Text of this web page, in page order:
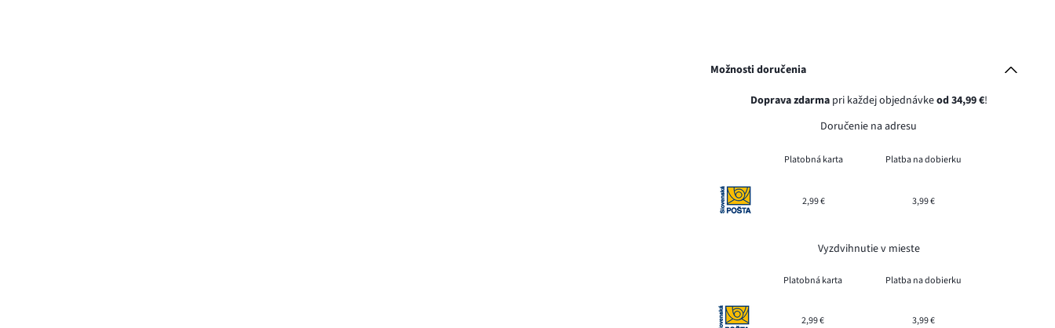
Možnosti doručenia
Doprava zdarmapri každej objednávkeod 34,99 €!
Doručenie na adresu
Platobná karta Platba na dobierku
2,99 € 3,99 €
Vyzdvihnutie v mieste
Platobná karta Platba na dobierku
2,99 € 3,99 €